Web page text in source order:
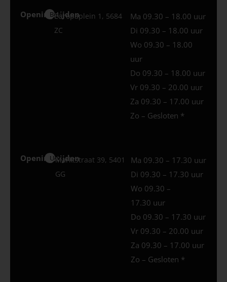
Openingstijden
Best
Europaplein 1, 5684
ZC
Ma 09.30 – 18.00 uur
Di 09.30 – 18.00 uur
Wo 09.30 – 18.00
uur
Do 09.30 – 18.00 uur
Vr 09.30 – 20.00 uur
Za 09.30 – 17.00 uur
Zo – Gesloten *
Openingstijden
Uden
Marktstraat 39, 5401
GG
Ma 09.30 – 17.30 uur
Di 09.30 – 17.30 uur
Wo 09.30 –
17.30 uur
Do 09.30 – 17.30 uur
Vr 09.30 – 20.00 uur
Za 09.30 – 17.00 uur
Zo – Gesloten *